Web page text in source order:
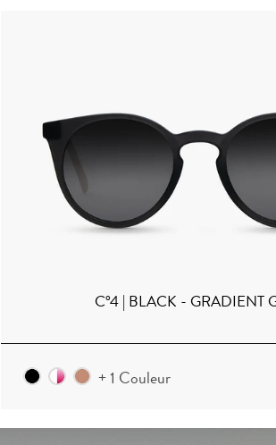
C°4 | BLACK - GRADIENT
+ 1 Couleur